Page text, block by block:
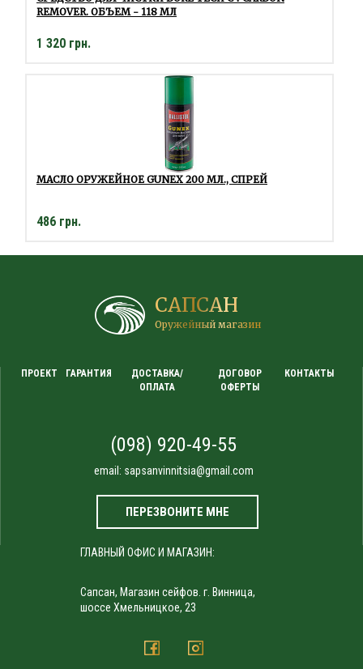
REMOVER. ОБЪЕМ - 118 МЛ
1 320 грн.
МАСЛО ОРУЖЕЙНОЕ GUNEX 200 МЛ., СПРЕЙ
486 грн.
САПСАН
Оружейный магазин
ПРОЕКТ ГАРАНТИЯ
ДОСТАВКА/
ОПЛАТА
ДОГОВОР
ОФЕРТЫ
КОНТАКТЫ
(098) 920-49-55
email: sapsanvinnitsia@gmail.com
ПЕРЕЗВОНИТЕ МНЕ
ГЛАВНЫЙ ОФИС И МАГАЗИН:
Сапсан, Магазин сейфов. г. Винница,
шоссе Хмельницкое, 23